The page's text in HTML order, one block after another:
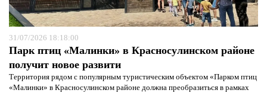
31/07/2026 18:18:00
Парк птиц «Малинки» в Красносулинском районе
получит новое развити
Территория рядом с популярным туристическим объектом «Парком птиц
«Малинки» в Красносулинском районе должна преобразиться в рамках